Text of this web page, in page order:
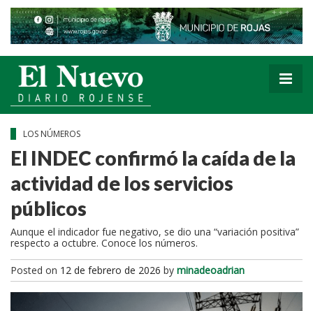
LOS NÚMEROS
El INDEC confirmó la caída de la
actividad de los servicios
públicos
Aunque el indicador fue negativo, se dio una “variación positiva”
respecto a octubre. Conoce los números.
Posted on 12 de febrero de 2026 by minadeoadrian